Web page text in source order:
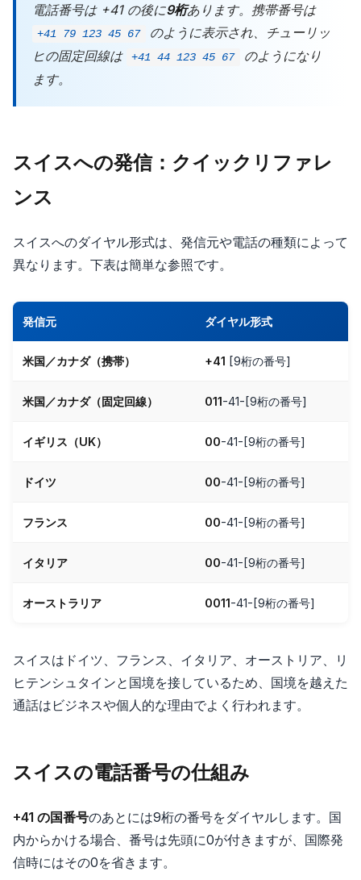
電話番号は +41 の後に9桁あります。携帯番号は
+41 79 123 45 67
のように表示され、チューリッ
ヒの固定回線は
+41 44 123 45 67
のようになり
ます。
スイスへの発信：クイックリファレ
ンス
スイスへのダイヤル形式は、発信元や電話の種類によって
異なります。下表は簡単な参照です。
発信元 ダイヤル形式
米国／カナダ（携帯） +41 [9桁の番号]
米国／カナダ（固定回線） 011-41-[9桁の番号]
イギリス（UK） 00-41-[9桁の番号]
ドイツ 00-41-[9桁の番号]
フランス 00-41-[9桁の番号]
イタリア 00-41-[9桁の番号]
オーストラリア 0011-41-[9桁の番号]
スイスはドイツ、フランス、イタリア、オーストリア、リ
ヒテンシュタインと国境を接しているため、国境を越えた
通話はビジネスや個人的な理由でよく行われます。
スイスの電話番号の仕組み
+41 の国番号のあとには9桁の番号をダイヤルします。国
内からかける場合、番号は先頭に0が付きますが、国際発
信時にはその0を省きます。